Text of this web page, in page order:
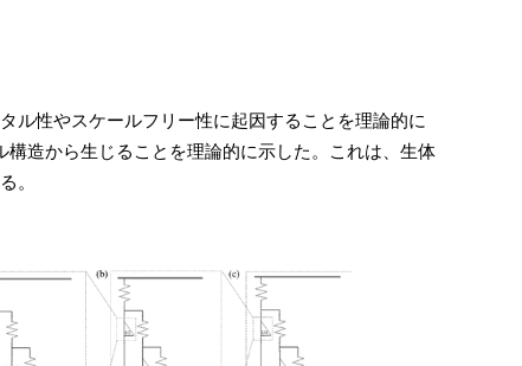
ル性やスケールフリー性に起因することを理論的に
構造から生じることを理論的に示した。 これは、生体
。